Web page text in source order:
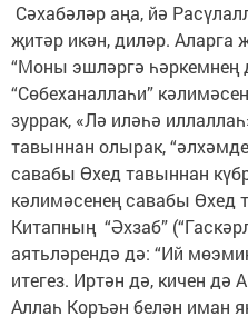
Сәхабәләр аңа, йә
җитәр икән, диләр. Аларга
“Моны эшләргә һәркемнең
“Сөбеханаллаһи”
зуррак, «Лә иләһә
тавыннан олырак,
савабы Өхед тавыннан
кәлимәсенең савабы Өхед
Китапның “Әхзаб”
аятьләрендә дә: “Ий
итегез. Иртән дә, кичен дә
Аллаһ Коръән белән иман